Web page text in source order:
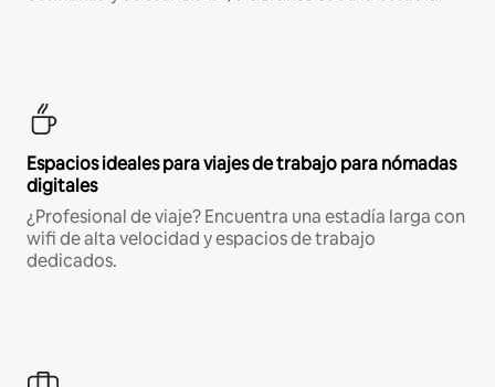
Espacios ideales para viajes de trabajo para nómadas
digitales
¿Profesional de viaje? Encuentra una estadía larga con
wifi de alta velocidad y espacios de trabajo
dedicados.